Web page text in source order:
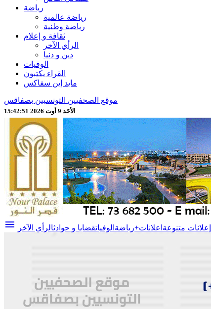
رياضة
رياضة عالمية
رياضة وطنية
ثقافة و إعلام
الرأي الآخر
دين و دنيا
الوفيات
القراء يكتبون
مايد إين سفاكس
موقع الصحفيين التونسيين بصفاقس
الأحَد 9 أوت 2026 15:42:53
menu إعلانات متنوعة اعلانات+رياضة الوفياتقضايا و حوادثالرأي الآخر